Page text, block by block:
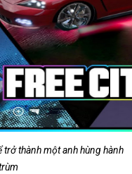
trở thành một anh hùng hành